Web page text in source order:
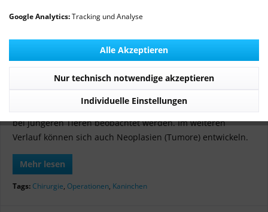
Die zystische Hyperplasie des Endometriums ist eine
Alter von ca. 3-4 Jahren gehäuft auf, kann aber auch schon
bei jüngeren Tieren beobachtet werden. Im weiteren
Verlauf können sich auch Neoplasien (Tumore) entwickeln.
Mehr lesen
Tags: Chirurgie, Operationen, Kaninchen
Google Analytics:Tracking und Analyse
Individuelle Einstellungen
Nur technisch notwendige akzeptieren
Alle Akzeptieren